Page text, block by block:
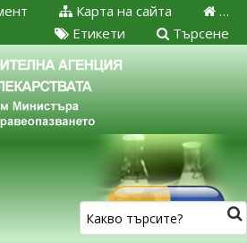
…
Карта на сайта
Търсене
Етикети